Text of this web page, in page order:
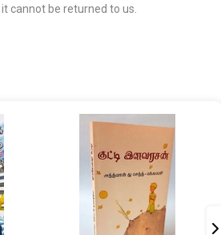
cannot be returned to us.